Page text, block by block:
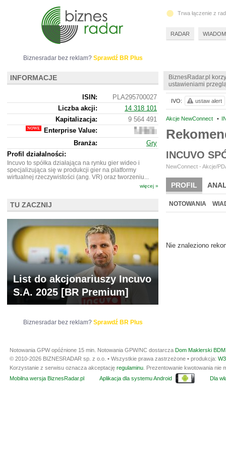
BiznesRadar.pl
ustawieniami
Akcje NewConnect •
INCUVO
NewConnect - Akcje/
PROFIL
BR LAB
NOTOWANIA
Nie znaleziono
IVO: ustaw alert
Biznesradar bez reklam? Sprawdź BR Plus
INFORMACJE
ISIN:
PLA295700027
Liczba akcji:
14 318 101
Kapitalizacja:
9 564 491
Enterprise Value:
3
876
491
Branża:
Gry
Profil działalności:
Incuvo to spółka działająca na rynku gier wideo i
specjalizująca się w produkcji gier na platformy
wirtualnej rzeczywistości (ang. VR) oraz tworzeniu...
więcej »
TU ZACZNIJ
List do akcjonariuszy Incuvo
S.A. 2025 [BR Premium]
Biznesradar bez reklam? Sprawdź BR Plus
Trwa łączenie z
RADAR
Notowania GPW opóźnione 15 min. Notowania GPW/NC dostarcza Dom Maklerski
© 2010-2026 BIZNESRADAR sp. z o.o. • Wszystkie prawa zastrzeżone • produkcja:
Korzystanie z serwisu oznacza akceptację regulaminu . Prezentowanie kwotowania
Mobilna wersja BiznesRadar.pl
Aplikacja dla systemu Android Dla